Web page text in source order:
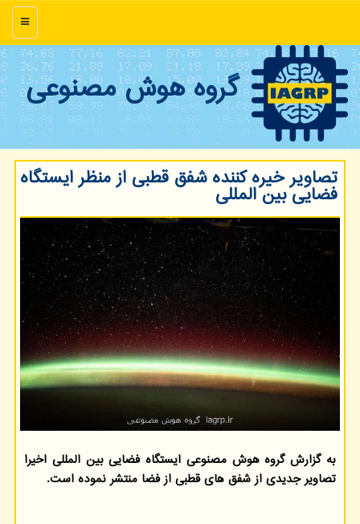
منو
گروه هوش مصنوعی
تصاویر خیره کننده شفق قطبی از منظر ایستگاه
فضایی بین المللی
به گزارش گروه هوش مصنوعی ایستگاه فضایی بین المللی اخیرا
تصاویر جدیدی از شفق های قطبی از فضا منتشر نموده است.